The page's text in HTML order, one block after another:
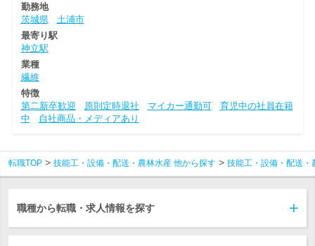
勤務地
茨城県
土浦市
最寄り駅
神立駅
業種
繊維
特徴
第二新卒歓迎
原則定時退社 マイカー通勤可
育児中の社員在籍
中
自社商品・メディアあり
転職TOP 技能工・設備・配送・農林水産 他から探す 技能工・設備・配送・
職種から転職・求人情報を探す